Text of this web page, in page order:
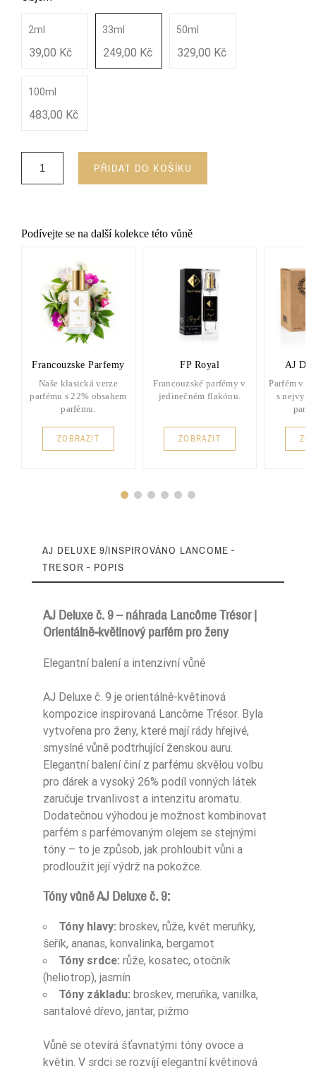
2ml
39,00 Kč
33ml
249,00 Kč
50ml
329,00 Kč
100ml
483,00 Kč
PŘIDAT DO KOŠÍKU
Podívejte se na další kolekce této vůně
Francouzske Parfemy
Naše klasická verze
parfému s 22% obsahem
parfému.
ZOBRAZIT
FP Royal
Francouzské parfémy v
jedinečném flakónu.
ZOBRAZIT
AJ
Parfém v
s
AJ DELUXE 9/INSPIROVÁNO LANCOME -
TRESOR - POPIS
AJ Deluxe č. 9 – náhrada Lancôme Trésor |
Orientálně-květinový parfém pro ženy
Elegantní balení a intenzivní vůně
AJ Deluxe č. 9 je orientálně-květinová
kompozice inspirovaná Lancôme Trésor. Byla
vytvořena pro ženy, které mají rády hřejivé,
smyslné vůně podtrhující ženskou auru.
Elegantní balení činí z parfému skvělou volbu
pro dárek a vysoký 26% podíl vonných látek
zaručuje trvanlivost a intenzitu aromatu.
Dodatečnou výhodou je možnost kombinovat
parfém s parfémovaným olejem se stejnými
tóny – to je způsob, jak prohloubit vůni a
prodloužit její výdrž na pokožce.
Tóny vůně AJ Deluxe č. 9:
Tóny hlavy: broskev, růže, květ meruňky,
šeřík, ananas, konvalinka, bergamot
Tóny srdce: růže, kosatec, otočník
(heliotrop), jasmín
Tóny základu: broskev, meruňka, vanilka,
santalové dřevo, jantar, pižmo
Vůně se otevírá šťavnatými tóny ovoce a
květin. V srdci se rozvíjí elegantní květinová
Zaperfumowanie 26%
Ean13 5906826261845